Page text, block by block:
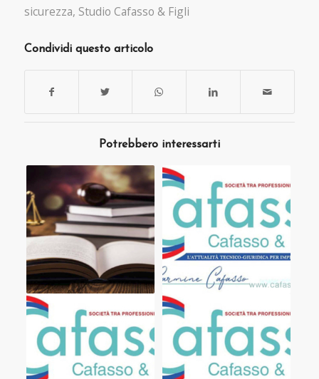
sicurezza, Studio Cafasso & Figli
Condividi questo articolo
Potrebbero interessarti